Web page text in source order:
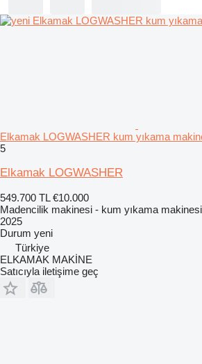
Elkamak LOGWASHER kum yıkama
5
Elkamak LOGWASHER
549.700 TL €10.000
Madencilik makinesi - kum yıkama makinesi
2025
Durum yeni
Türkiye
ELKAMAK MAKİNE
Satıcıyla iletişime geç